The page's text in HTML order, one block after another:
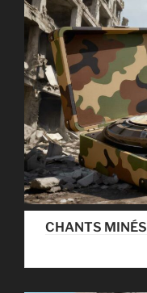
CHANTS MINÉS